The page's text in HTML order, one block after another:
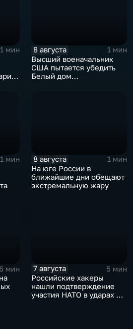
1 мин
8 августа
1 мин
Высший военачальник
США пытается убедить
Белый дом
1 мин
8 августа
1 мин
На юге России в
ближайшие дни обещают
экстремальную жару
6 мин
7 августа
5 мин
Российские хакеры
нашли подтверждение
участия НАТО в ударах по